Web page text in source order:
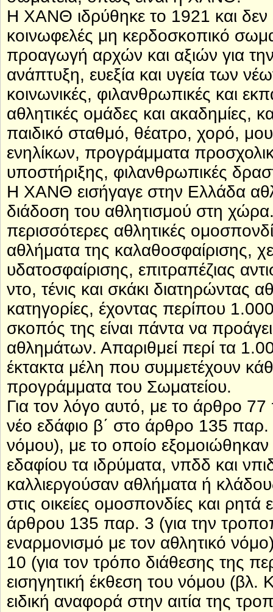
Η ΧΑΝΘ ιδρύθηκε το 1921 και δεν
κοινωφελές μη κερδοσκοπικό
προαγωγή αρχών και αξιών για
ανάπτυξη, ευεξία και υγεία των
κοινωνικές, φιλανθρωπικές και
αθλητικές ομάδες και ακαδημίες,
παιδικό σταθμό, θέατρο, χορό,
ενηλίκων, προγράμματα
υποστήριξης, φιλανθρωπικές
Η ΧΑΝΘ εισήγαγε στην Ελλάδα
διάδοση του αθλητισμού στη
περισσότερες αθλητικές
αθλήματα της καλαθοσφαίρισης,
υδατοσφαίρισης, επιτραπέζιας
ντο, τένις και σκάκι διατηρώντας
κατηγορίες, έχοντας περίπου
σκοπός της είναι πάντα να
αθλημάτων. Απαριθμεί περί τα
έκτακτα μέλη που συμμετέχουν
προγράμματα του Σωματείου.
Για τον λόγο αυτό, με το άρθρο
νέο εδάφιο β΄ στο άρθρο 135
νόμου), με το οποίο
εδαφίου τα ιδρύματα, νπδδ και
καλλιεργούσαν αθλήματα ή
στις οικείες ομοσπονδίες και
άρθρου 135 παρ. 3 (για την
εναρμονισμό με τον αθλητικό
10 (για τον τρόπο διάθεσης της
εισηγητική έκθεση του νόμου
ειδική αναφορά στην αιτία της